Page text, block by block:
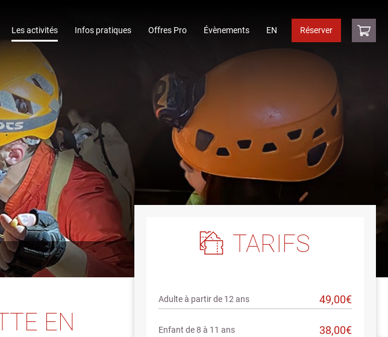
Les activités Infos pratiques Offres Pro Évènements EN Réserver
EN
TARIFS
Adulte à partir de 12 ans 49,00€
Enfant de 8 à 11 ans 38,00€